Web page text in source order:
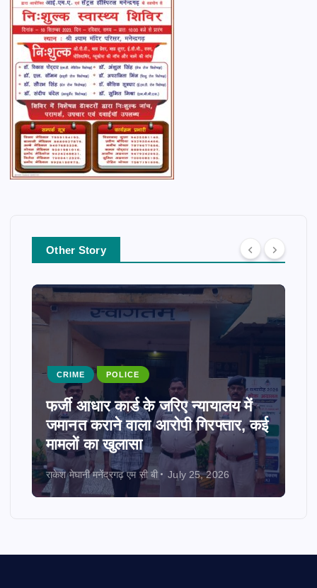
Other Story
CRIME POLICE
फर्जी आधार कार्ड के जरिए न्यायालय में
जमानत कराने वाला आरोपी गिरफ्तार, कई
मामलों का खुलासा
राकेश मेघानी मनेंद्रगढ़ एम सी बी July 25, 2026